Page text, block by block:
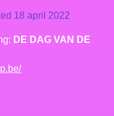
18 april 2022
DE DAG VAN DE